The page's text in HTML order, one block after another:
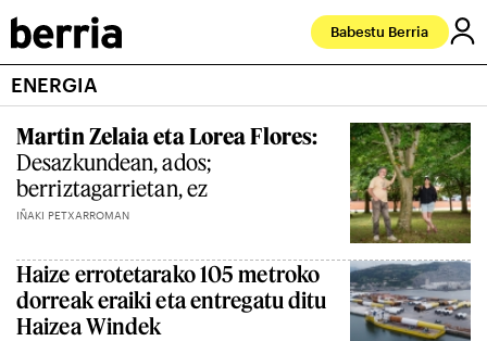
Babestu Berria
ENERGIA
Martin Zelaia eta Lorea Flores:
Desazkundean, ados;
berriztagarrietan, ez
IÑAKI PETXARROMAN
Haize errotetarako 105 metroko
dorreak eraiki eta entregatu ditu
Haizea Windek